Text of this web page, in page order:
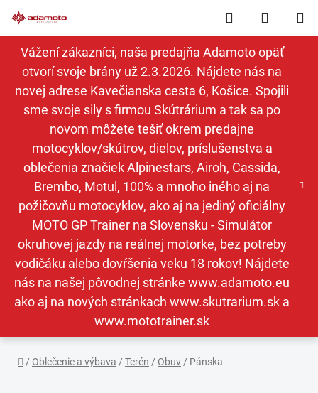
na
obsah
Vážení zákazníci, naša predajňa Adamoto opäť
otvorí svoje brány už 2.3.2026. Nájdete nás na
novej adrese Kavečianska cesta 6, Košice. Spojili
sme svoje sily s firmou Skútrárium a tak sa po
novom môžete tešiť okrem predajne
motocyklov/skútrov, dielov, príslušenstva a
oblečenia značiek Alpinestars, Airoh, Cassida,
Brembo, Motul, 100% a mnoho iného aj na
požičovňu motocyklov, ako aj na jediný oficiálny
MOTO GP Trainer na Slovensku - Simulátor
okruhovej jazdy na reálnej motorke, bez potreby
vodičáku alebo dovŕšenia veku 18 rokov! Nájdete
nás na našej pôvodnej stránke www.adamoto.eu
ako aj na nových stránkach www.skutrarium.sk a
www.mototrainer.sk
Hľadať
KOŠÍK
Domov
/ Oblečenie a výbava / Terén / Obuv / Pánska